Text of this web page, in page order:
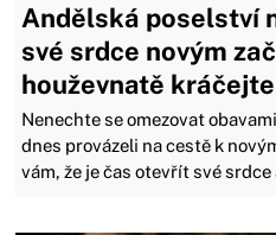
Andělská poselství
své srdce novým
houževnatě
Nenechte se omezovat
dnes provázeli na cestě k
vám, že je čas otevřít své